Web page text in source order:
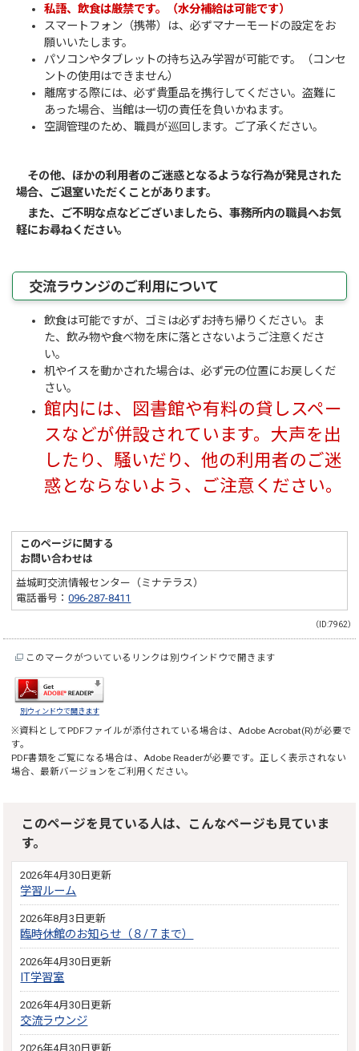
私語、飲食は厳禁です。（水分補給は可能です）
スマートフォン（携帯）は、必ずマナーモードの設定をお
願いいたします。
パソコンやタブレットの持ち込み学習が可能です。（コンセ
ントの使用はできません）
離席する際には、必ず貴重品を携行してください。盗難に
あった場合、当館は一切の責任を負いかねます。
空調管理のため、職員が巡回します。ご了承ください。
その他、ほかの利用者のご迷惑となるような行為が発見された
場合、ご退室いただくことがあります。
また、ご不明な点などございましたら、事務所内の職員へお気
軽にお尋ねください。
交流ラウンジのご利用について
飲食は可能ですが、ゴミは必ずお持ち帰りください。ま
た、飲み物や食べ物を床に落とさないようご注意くださ
い。
机やイスを動かされた場合は、必ず元の位置にお戻しくだ
さい。
館内には、図書館や有料の貸しスペー
スなどが併設されています。大声を出
したり、騒いだり、他の利用者のご迷
惑とならないよう、ご注意ください。
このページに関する
お問い合わせは
益城町交流情報センター（ミナテラス）
電話番号：096-287-8411
（ID:7962）
このマークがついているリンクは別ウインドウで開きます
別ウィンドウで開きます
※資料としてPDFファイルが添付されている場合は、 Adobe Acrobat(R)が必要で
す。
PDF書類をご覧になる場合は、 Adobe Readerが必要です。正しく表示されない
場合、最新バージョンをご利用ください。
このページを見ている人は、こんなページも見ていま
す。
2026年4月30日更新
学習ルーム
2026年8月3日更新
臨時休館のお知らせ（８/７まで）
2026年4月30日更新
IT学習室
2026年4月30日更新
交流ラウンジ
2026年4月30日更新